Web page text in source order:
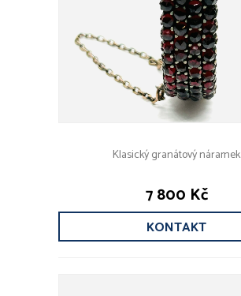
Klasický granátový náramek
7 800 Kč
KONTAKT